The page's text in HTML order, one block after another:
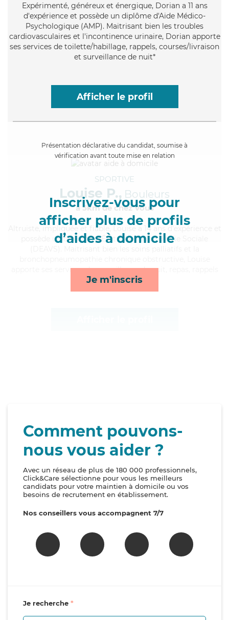
Expérimenté, généreux et énergique, Dorian a 11 ans
d'expérience et possède un diplôme d'Aide Médico-
Psychologique (AMP). Maitrisant bien les troubles
cardiovasculaires et l'incontinence urinaire, Dorian apporte
ses services de toilette/habillage, rappels, courses/livraison
et surveillance de nuit*
Afficher le profil
Présentation déclarative du candidat, soumise à
vérification avant toute mise en relation
Inscrivez-vous pour
afficher plus de profils
d’aides à domicile
Je m'inscris
SPORTIVE
Louise P., Bouleurs
à 5km de chez Vous
, impliquée et fiable, Louise a 14 ans d'expérience et
possède un diplôme d'État d'Auxiliaire de Vie Sociale
apporte ses services de surveillance de nuit, repas, rappels
et transports*
Comment pouvons-
nous vous aider ?
Avec un réseau de plus de 180 000 professionnels,
Click&Care sélectionne pour vous les meilleurs
candidats pour votre maintien à domicile ou vos
besoins de recrutement en établissement.
Nos conseillers vous accompagnent 7/7
Je recherche